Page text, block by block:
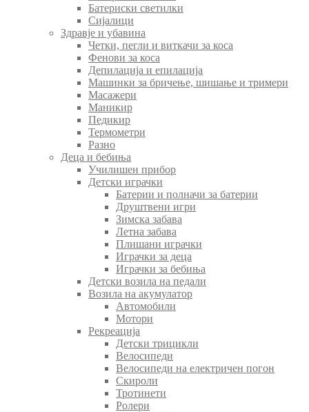
Батериски светилки
Сијалици
Здравје и убавина
Четки, пегли и виткачи за коса
Фенови за коса
Депилација и епилација
Машинки за бричење, шишање и тримери
Масажери
Маникир
Педикир
Термометри
Разно
Деца и бебиња
Училишен прибор
Детски играчки
Батерии и полначи за батерии
Друштвени игри
Зимска забава
Летна забава
Плишани играчки
Играчки за деца
Играчки за бебиња
Детски возила на педали
Возила на акумулатор
Автомобили
Мотори
Рекреација
Детски трицикли
Велосипеди
Велосипеди на електричен погон
Скироли
Тротинети
Ролери